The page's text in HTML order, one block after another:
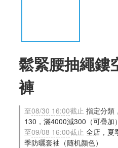
鬆緊腰抽繩鏤
褲
至08/30 16:00截止 指定分類
130，滿4000減300（可疊加）
至09/08 16:00截止 全店，夏
季防曬套袖（随机颜色）